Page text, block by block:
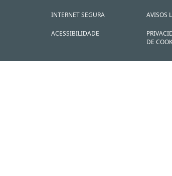
INTERNET SEGURA
ACESSIBILIDADE
AVISOS
DE